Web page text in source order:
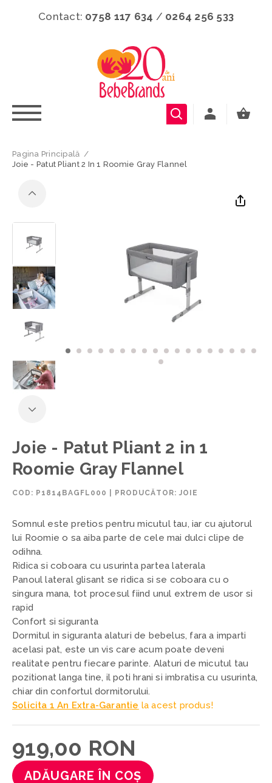
Contact: 0758 117 634 / 0264 256 533
Pagina Principală /
Joie - Patut Pliant 2 In 1 Roomie Gray Flannel
Joie - Patut Pliant 2 in 1
Roomie Gray Flannel
COD: P1814BAGFL000 PRODUCĂTOR: JOIE
Somnul este pretios pentru micutul tau, iar cu ajutorul
lui Roomie o sa aiba parte de cele mai dulci clipe de
odihna.
Ridica si coboara cu usurinta partea laterala
Panoul lateral glisant se ridica si se coboara cu o
singura mana, tot procesul fiind unul extrem de usor si
rapid
Confort si siguranta
Dormitul in siguranta alaturi de bebelus, fara a imparti
acelasi pat, este un vis care acum poate deveni
realitate pentru fiecare parinte. Alaturi de micutul tau
pozitionat langa tine, il poti hrani si imbratisa cu usurinta,
chiar din confortul dormitorului.
Solicita 1 An Extra-Garantie la acest produs!
919,00 RON
ADĂUGARE ÎN COȘ